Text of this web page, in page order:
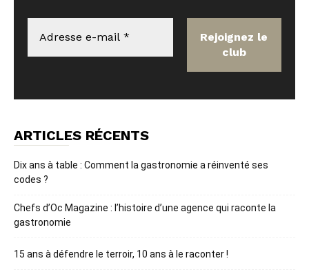
ARTICLES RÉCENTS
Dix ans à table : Comment la gastronomie a réinventé ses
codes ?
Chefs d’Oc Magazine : l’histoire d’une agence qui raconte la
gastronomie
15 ans à défendre le terroir, 10 ans à le raconter !